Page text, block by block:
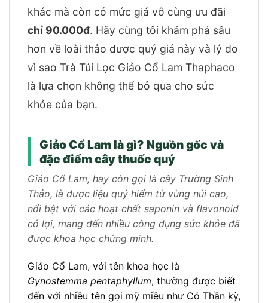
khác mà còn có mức giá vô cùng ưu đãi
chỉ 90.000đ. Hãy cùng tôi khám phá sâu
hơn về loài thảo dược quý giá này và lý do
vì sao Trà Túi Lọc Giảo Cổ Lam Thaphaco
là lựa chọn không thể bỏ qua cho sức
khỏe của bạn.
Giảo Cổ Lam là gì? Nguồn gốc và
đặc điểm cây thuốc quý
Giảo Cổ Lam, hay còn gọi là cây Trường Sinh
Thảo, là dược liệu quý hiếm từ vùng núi cao,
nổi bật với các hoạt chất saponin và flavonoid
có lợi, mang đến nhiều công dụng sức khỏe đã
được khoa học chứng minh.
Giảo Cổ Lam, với tên khoa học là
Gynostemma pentaphyllum, thường được biết
đến với nhiều tên gọi mỹ miều như Cỏ Thần kỳ,